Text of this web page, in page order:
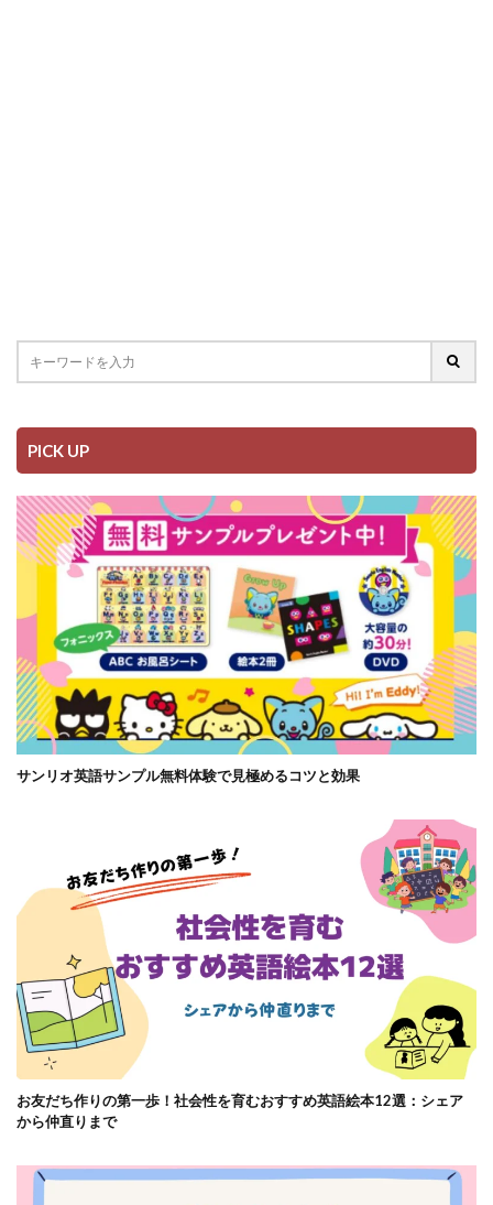
PICK UP
サンリオ英語サンプル無料体験で見極めるコツと効果
お友だち作りの第一歩！社会性を育むおすすめ英語絵本12選：シェア
から仲直りまで